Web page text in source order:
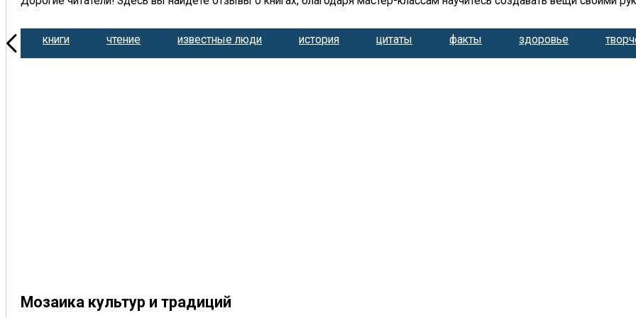
книги чтение известные люди история цитаты факты здоровье
Мозаика культур и традиций